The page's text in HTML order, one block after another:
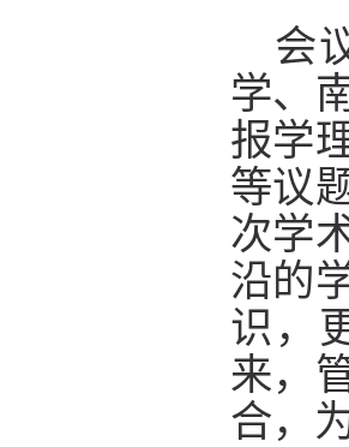
会
学、
报学
等议
次学
沿的
识，
来，
合，